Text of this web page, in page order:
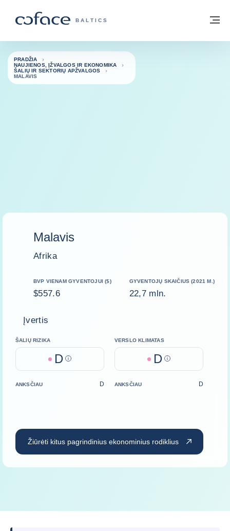
„COFACE“ FOR TRADE - GRUPĖS
BALTICS
Grįžti į pradžią
PRADŽIA
NAUJIENOS, ĮŽVALGOS IR EKONOMIKA
ŠALIŲ IR SEKTORIŲ APŽVALGOS
MALAVIS
Malavis
Afrika
BVP VIENAM GYVENTOJUI ($)
$557.6
GYVENTOJŲ SKAIČIUS (2021 M.)
22,7 mln.
Įvertis
ŠALIŲ RIZIKA
D Help
VERSLO KLIMATAS
D Help
ANKSČIAU D ANKSČIAU D
Žiūrėti kitus pagrindinius ekonominius rodiklius